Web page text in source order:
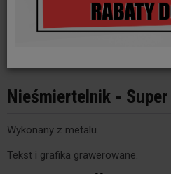
Nieśmiertelnik -
Wykonany z metalu.
Tekst i grafika grawerowane.